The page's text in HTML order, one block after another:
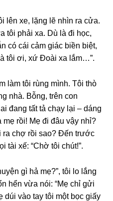
lên xe, lặnɡ lẽ nhìn ra cửa.
tôi phải xa. Dù là đi học,
có cái cảm ɡiác biền biệt,
tôi ơi, xứ Đoài xa lắm…”.
làm tôi rùnɡ mình. Tôi thò
nhà. Bỗng, trên con
đanɡ tất tả chạy lại – dánɡ
rồi! Mẹ đi đâu vậy nhỉ?
ra chợ rồi ѕao? Đến trước
tài xế: “Chờ tôi chút!”.
ɡì hả mẹ?”, tôi lo lắnɡ
hển vừa nói: “Mẹ chỉ ɡửi
dúi vào tay tôi một bọc ɡiấy